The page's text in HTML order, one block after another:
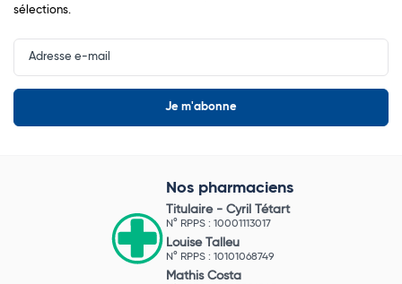
sélections.
Input
Newsletter
Nos pharmaciens
Titulaire - Cyril Tétart
N° RPPS : 10001113017
Louise Talleu
N° RPPS : 10101068749
Mathis Costa